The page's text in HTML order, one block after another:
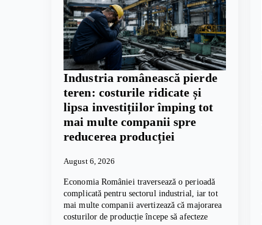
Industria românească pierde
teren: costurile ridicate și
lipsa investițiilor împing tot
mai multe companii spre
reducerea producției
August 6, 2026
Economia României traversează o perioadă
complicată pentru sectorul industrial, iar tot
mai multe companii avertizează că majorarea
costurilor de producție începe să afecteze